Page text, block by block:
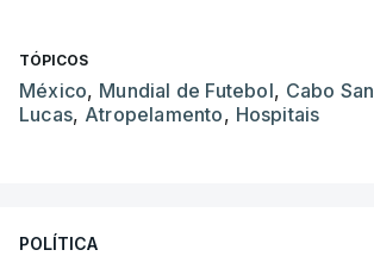
TÓPICOS
México, Mundial de Futebol, Cabo San
Lucas, Atropelamento, Hospitais
POLÍTICA